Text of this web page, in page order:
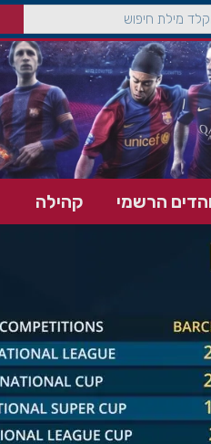
הרשמי קהילה